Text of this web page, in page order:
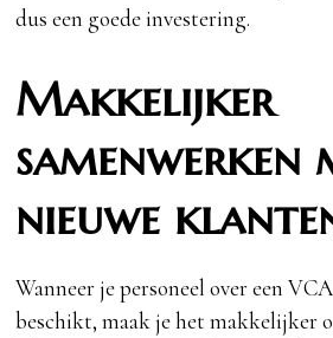
dus een goede investering.
Makkelijker
samenwerken
nieuwe
Wanneer je personeel over een
beschikt, maak je het makkelijker